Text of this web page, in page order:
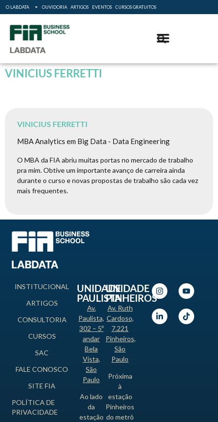
O LABDATA OUVIDORIA ARTIGOS EVENTOS CURSOS GRATUITOS
VINICIUS FERRETTI
VINICIUS FERRETTI
MBA Analytics em Big Data - Data Engineering
O MBA da FIA abriu muitas portas no mercado de trabalho
pra mim. Obtive um importante avanço de carreira ainda
durante o curso e novas propostas de trabalho são cada vez
mais frequentes.
INSTITUCIONAL
ARTIGOS
CONSULTORIA
CURSOS
SAC
FALE CONOSCO
SITE FIA
POLÍTICA DE
PRIVACIDADE
UNIDADE
PAULISTA
Av.
Paulista,
302 – 5º
andar
Bela
Vista,
São
Paulo
Ao lado
da
estação
UNIDADE
PINHEIROS
Av. Ruth
Cardoso,
7.221
Pinheiros,
São
Paulo
Próxima
à
estação
Pinheiros
do metrô